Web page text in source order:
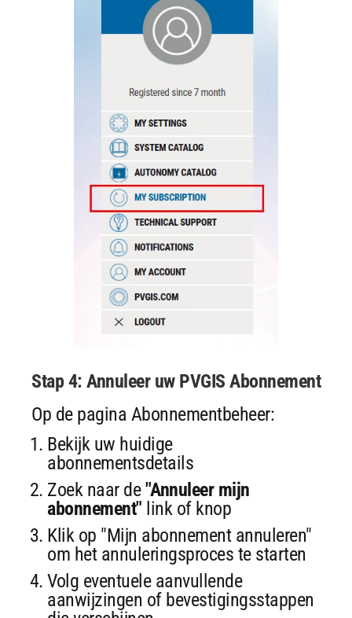
Stap 4: Annuleer uw PVGIS Abonnement
Op de pagina Abonnementbeheer:
Bekijk uw huidige
abonnementsdetails
Zoek naar de"Annuleer mijn
abonnement" link of knop
Klik op "Mijn abonnement annuleren"
om het annuleringsproces te starten
Volg eventuele aanvullende
aanwijzingen of bevestigingsstappen